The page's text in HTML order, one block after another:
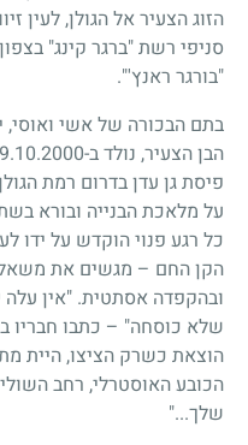
הזוג הצעיר אל הגולן, לעין
סניפי רשת "ברגר קינג"
"בורגר ראנץ'".
פיסת גן עדן בדרום רמת
על מלאכת הבנייה ובורא
כל רגע פנוי הוקדש על ידו
הקן החם – מגשים את
ובהקפדה אסתטית. "אין
שלא כוסחה" – כתבו חבריו
הוצאת כשרק הציצו, היית
הכובע האוסטרלי, רחב
שלך..."